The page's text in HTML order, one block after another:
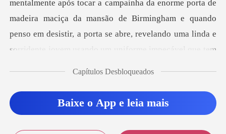
ra maciça da mansão de Birmingham e quando
penso em desistir, a porta se abre, revelando uma linda e
so
, vo
Capítulos Desbloqueados
Baixe o App e leia mais